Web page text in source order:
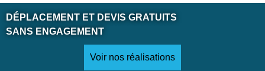
DÉPLACEMENT ET DEVIS GRATUITS
SANS ENGAGEMENT
Voir nos réalisations